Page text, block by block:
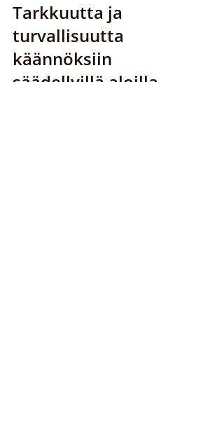
Tarkkuutta ja
turvallisuutta
käännöksiin
säädellyillä aloilla